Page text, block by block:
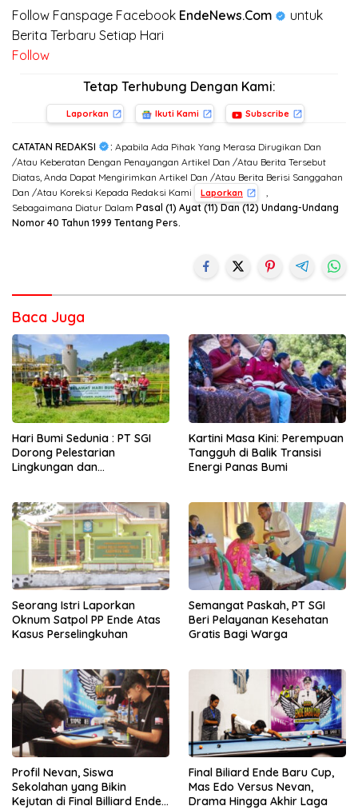
Follow Fanspage Facebook EndeNews.Com
untuk
Berita Terbaru Setiap Hari
Follow
Tetap Terhubung Dengan Kami:
Laporkan Ikuti Kami Subscribe
CATATAN REDAKSI : Apabila Ada Pihak Yang Merasa Dirugikan Dan
/Atau Keberatan Dengan Penayangan Artikel Dan /Atau Berita Tersebut
Diatas, Anda Dapat Mengirimkan Artikel Dan /Atau Berita Berisi Sanggahan
Dan /Atau Koreksi Kepada Redaksi Kami
Laporkan
,
Sebagaimana Diatur Dalam Pasal (1) Ayat (11) Dan (12) Undang-Undang
Nomor 40 Tahun 1999 Tentang Pers.
Baca Juga
Hari Bumi Sedunia : PT SGI
Dorong Pelestarian
Lingkungan dan
Kartini Masa Kini: Perempuan
Tangguh di Balik Transisi
Energi Panas Bumi
Seorang Istri Laporkan
Oknum Satpol PP Ende Atas
Kasus Perselingkuhan
Semangat Paskah, PT SGI
Beri Pelayanan Kesehatan
Gratis Bagi Warga
Profil Nevan, Siswa
Sekolahan yang Bikin
Kejutan di Final Billiard Ende
Final Biliard Ende Baru Cup,
Mas Edo Versus Nevan,
Drama Hingga Akhir Laga